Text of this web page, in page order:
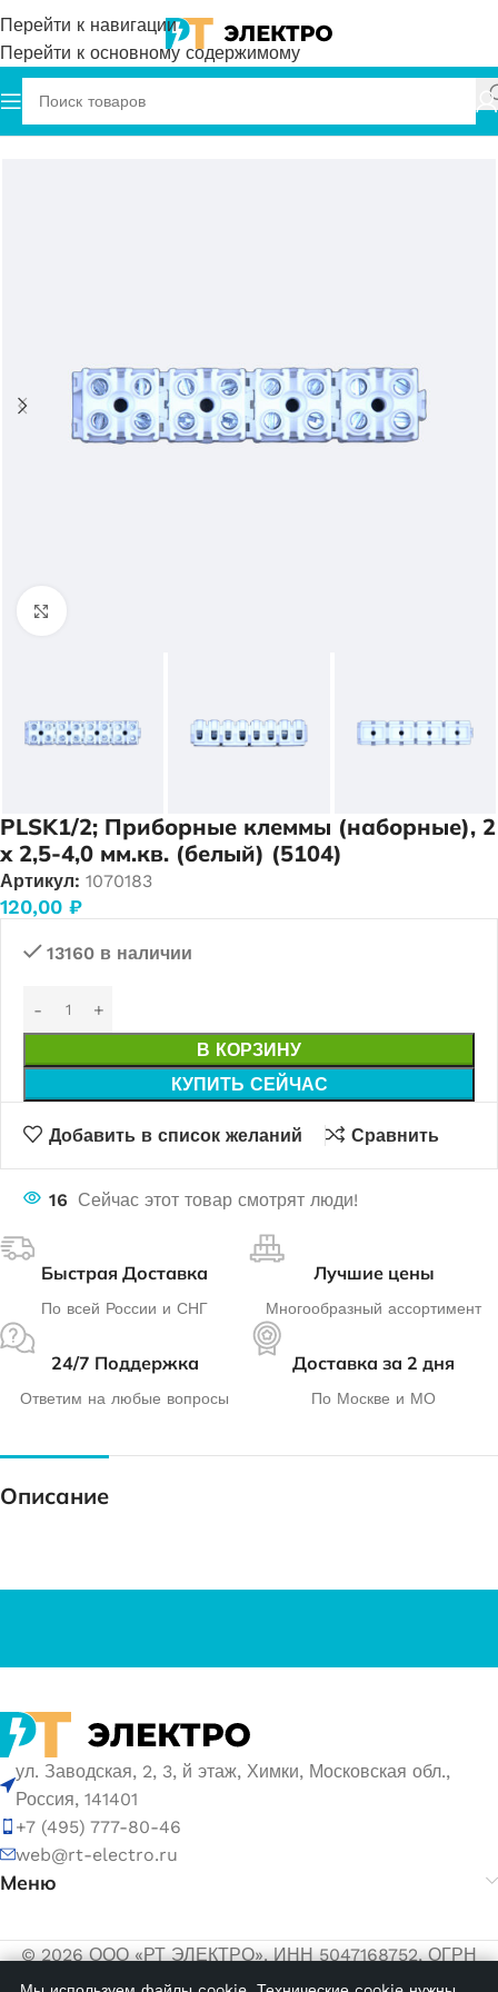
Перейти к навигации
Перейти к основному содержимому
Главная Onka Клеммы
PLSK1/2; Приборные клеммы (наборные), 2
х 2,5-4,0 мм.кв. (белый) (5104)
Артикул: 1070183
120,00 ₽
13160 в наличии
В КОРЗИНУ
КУПИТЬ СЕЙЧАС
Добавить в список желаний Сравнить
16 Сейчас этот товар смотрят люди!
Быстрая Доставка
По всей России и СНГ
Лучшие цены
Многообразный ассортимент
24/7 Поддержка
Ответим на любые вопросы
Доставка за 2 дня
По Москве и МО
Описание
ул. Заводская, 2, 3, й этаж, Химки, Московская обл.,
Россия, 141401
+7 (495) 777-80-46
web@rt-electro.ru
Меню
© 2026 ООО «РТ ЭЛЕКТРО». ИНН 5047168752, ОГРН
1155047005145.